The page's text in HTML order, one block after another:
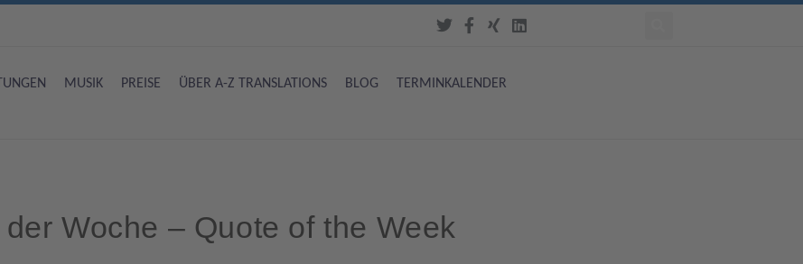
MUSIK PREISE ÜBER A-Z TRANSLATIONS BLOG TERMINKALENDER
Woche – Quote of the Week